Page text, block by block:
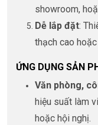
showroom,
Dễ lắp đặt:
thạch cao
ỨNG DỤNG SẢN
Văn phòng,
hiệu suất làm
hoặc hội nghị.